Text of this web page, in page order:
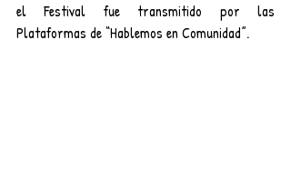
el Festival fue transmitido por las
Plataformas de “Hablemos en Comunidad”.